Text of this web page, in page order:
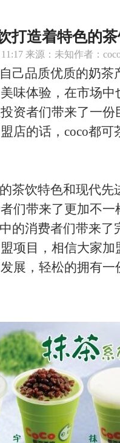
打造着特色的
11:17 来源：未知作者：
品质优质的奶茶
味体验，在市场中
资者们带来了一份
店的话，coco都可
饮特色和现代先
们带来了更加不一
的消费者们带来了
项目，相信大家
展，轻松的拥有一